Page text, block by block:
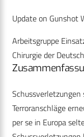
Update on Gunshot
Arbeitsgruppe
Chirurgie der
Terroranschläge
per se in Europa